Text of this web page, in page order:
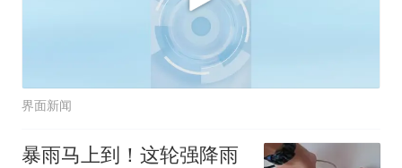
界面新闻
暴雨马上到！这轮强降雨